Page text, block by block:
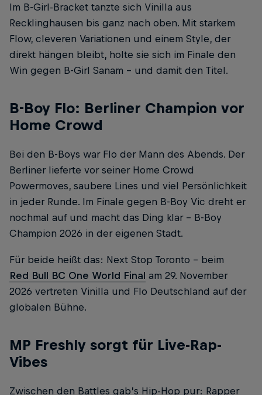
Im B-Girl-Bracket tanzte sich Vinilla aus
Recklinghausen bis ganz nach oben. Mit starkem
Flow, cleveren Variationen und einem Style, der
direkt hängen bleibt, holte sie sich im Finale den
Win gegen B-Girl Sanam – und damit den Titel.
B-Boy Flo: Berliner Champion vor
Home Crowd
Bei den B-Boys war Flo der Mann des Abends. Der
Berliner lieferte vor seiner Home Crowd
Powermoves, saubere Lines und viel Persönlichkeit
in jeder Runde. Im Finale gegen B-Boy Vic dreht er
nochmal auf und macht das Ding klar – B-Boy
Champion 2026 in der eigenen Stadt.
Für beide heißt das: Next Stop Toronto – beim
Red Bull BC One World Final am 29. November
2026 vertreten Vinilla und Flo Deutschland auf der
globalen Bühne.
MP Freshly sorgt für Live-Rap-
Vibes
Zwischen den Battles gab’s Hip-Hop pur: Rapper